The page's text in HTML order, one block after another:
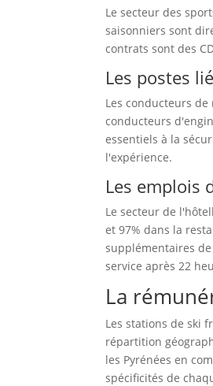
Le secteur des
saisonniers sont
contrats sont des
Les postes
Les conducteurs
conducteurs
essentiels à la
l'expérience.
Les emplois
Le secteur de
et 97% dans la
supplémentaires
service après 22
La
Les stations de ski
répartition
les Pyrénées en
spécificités de